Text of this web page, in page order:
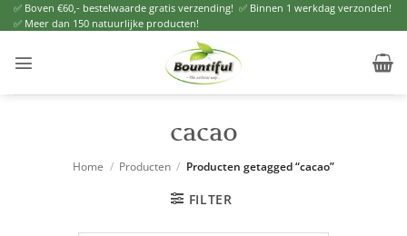
Ga
naar
✅ Boven €60,- bestelwaarde gratis verzending! ✅ Binnen 1 werkdag verzonden!
✅ Meer dan 150 natuurlijke producten!
cacao
Home / Producten / Producten getagged “cacao”
FILTER